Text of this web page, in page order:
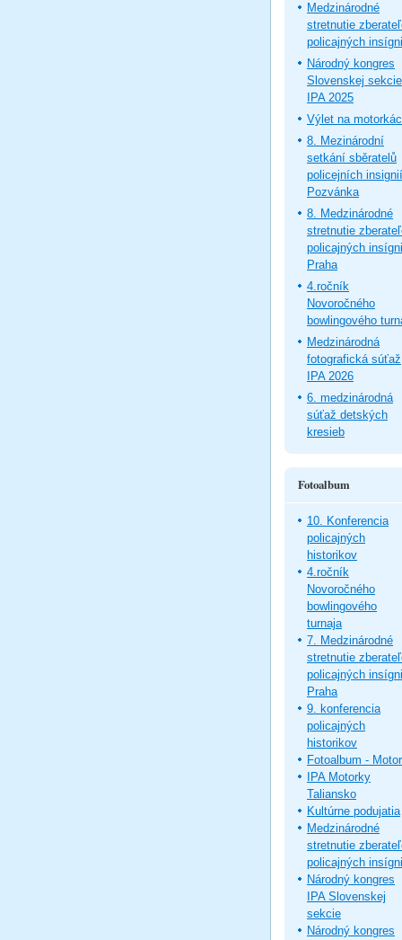
Medzinárodné
stretnutie
policajných
Národný kongres
Slovenskej sekcie
IPA 2025
Výlet na
8. Mezinárodní
setkání sběratelů
policejních
Pozvánka
8. Medzinárodné
stretnutie
policajných
Praha
4.ročník
Novoročného
bowlingového
Medzinárodná
fotografická súťaž
IPA 2026
6. medzinárodná
súťaž detských
kresieb
Fotoalbum
10. Konferencia
policajných
historikov
4.ročník
Novoročného
bowlingového
turnaja
7. Medzinárodné
stretnutie
policajných
Praha
9. konferencia
policajných
historikov
Fotoalbum -
IPA Motorky
Taliansko
Kultúrne podujatia
Medzinárodné
stretnutie
policajných
Národný kongres
IPA Slovenskej
sekcie
Národný kongres